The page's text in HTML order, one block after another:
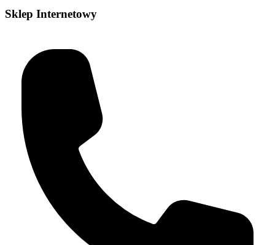
Sklep Internetowy